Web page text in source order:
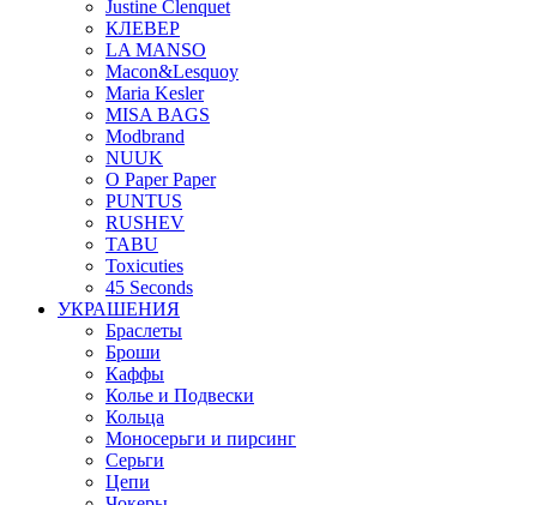
Justine Clenquet
КЛЕВЕР
LA MANSO
Macon&Lesquoy
Maria Kesler
MISA BAGS
Modbrand
NUUK
O Paper Paper
PUNTUS
RUSHEV
TABU
Toxicuties
45 Seconds
УКРАШЕНИЯ
Браслеты
Броши
Каффы
Колье и Подвески
Кольца
Моносерьги и пирсинг
Серьги
Цепи